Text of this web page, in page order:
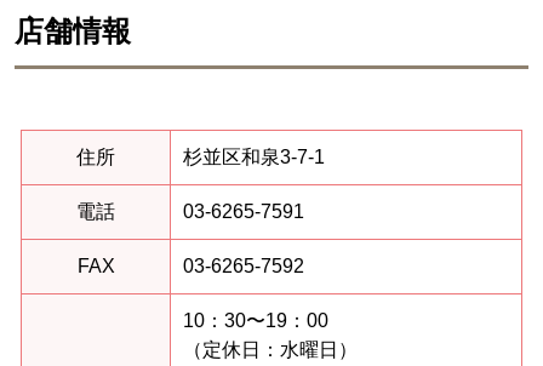
店舗情報
住所 杉並区和泉3-7-1
電話 03-6265-7591
FAX 03-6265-7592
10：30〜19：00
（定休日：水曜日）